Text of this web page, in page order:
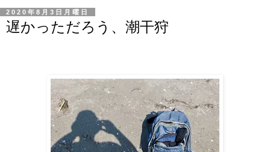
2020年8月3日月曜日
遅かっただろう、潮干狩